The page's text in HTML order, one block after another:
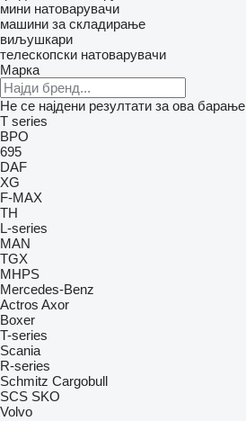
мини натоварувачи
машини за складирање
виљушкари
телескопски натоварувачи
Марка
Не се најдени резултати за ова барање
T series
BPO
695
DAF
XG
F-MAX
TH
L-series
MAN
TGX
MHPS
Mercedes-Benz
Actros Axor
Boxer
T-series
Scania
R-series
Schmitz Cargobull
SCS SKO
Volvo